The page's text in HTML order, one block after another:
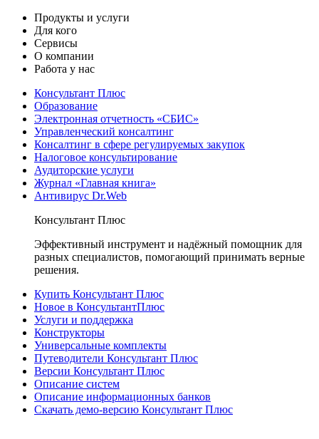
Продукты и услуги
Для кого
Сервисы
О компании
Работа у нас
Консультант Плюс
Образование
Электронная отчетность «СБИС»
Управленческий консалтинг
Консалтинг в сфере регулируемых закупок
Налоговое консультирование
Аудиторские услуги
Журнал «Главная книга»
Антивирус Dr.Web
Консультант Плюс
Эффективный инструмент и надёжный помощник для
разных специалистов, помогающий принимать верные
решения.
Купить Консультант Плюс
Новое в КонсультантПлюс
Услуги и поддержка
Конструкторы
Универсальные комплекты
Путеводители Консультант Плюс
Версии Консультант Плюс
Описание систем
Описание информационных банков
Скачать демо-версию Консультант Плюс